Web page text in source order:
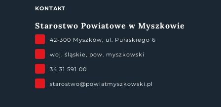
KONTAKT
Starostwo Powiatowe w Myszkowie
42-300 Myszków, ul. Pułaskiego 6
woj. śląskie, pow. myszkowski
34 31 591 00
starostwo@powiatmyszkowski.pl